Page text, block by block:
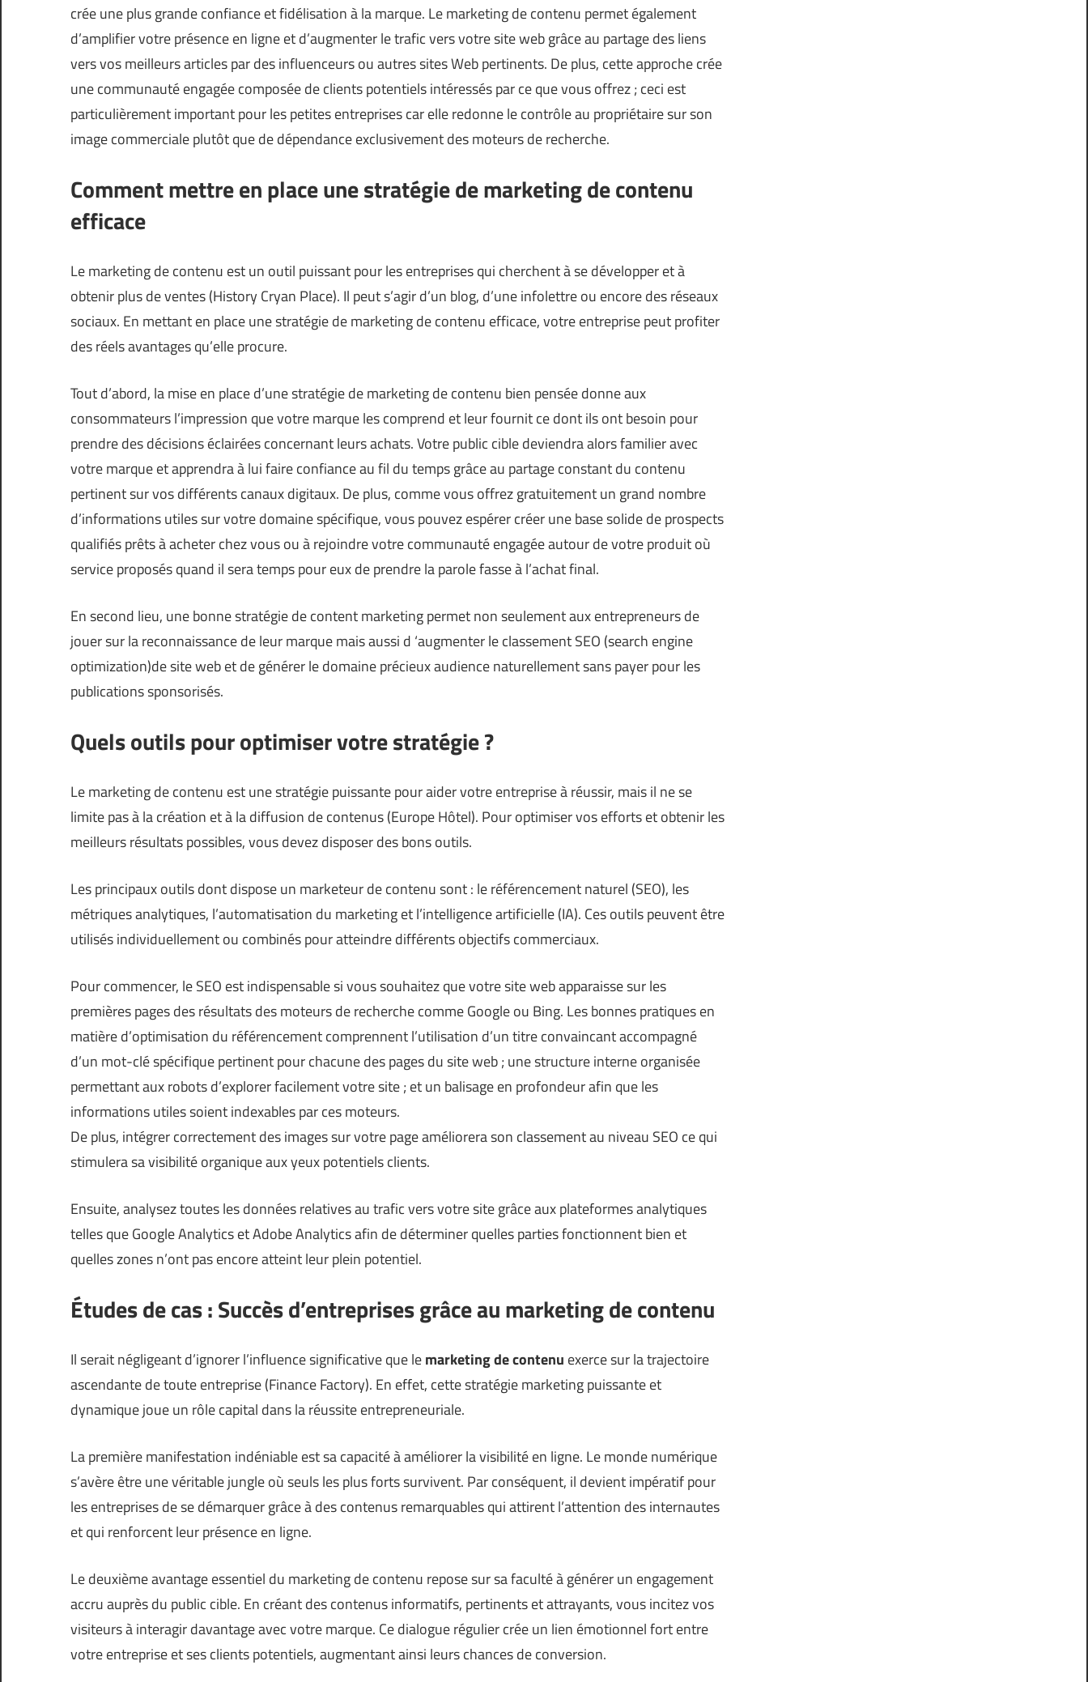
crée une plus grande confiance et fidélisation à la marque. Le marketing de contenu permet également
d’amplifier votre présence en ligne et d’augmenter le trafic vers votre site web grâce au partage des liens
vers vos meilleurs articles par des influenceurs ou autres sites Web pertinents. De plus, cette approche crée
une communauté engagée composée de clients potentiels intéressés par ce que vous offrez ; ceci est
particulièrement important pour les petites entreprises car elle redonne le contrôle au propriétaire sur son
image commerciale plutôt que de dépendance exclusivement des moteurs de recherche.
Comment mettre en place une stratégie de marketing de contenu
efficace
Le marketing de contenu est un outil puissant pour les entreprises qui cherchent à se développer et à
obtenir plus de ventes (History Cryan Place). Il peut s’agir d’un blog, d’une infolettre ou encore des réseaux
sociaux. En mettant en place une stratégie de marketing de contenu efficace, votre entreprise peut profiter
des réels avantages qu’elle procure.
Tout d’abord, la mise en place d’une stratégie de marketing de contenu bien pensée donne aux
consommateurs l’impression que votre marque les comprend et leur fournit ce dont ils ont besoin pour
prendre des décisions éclairées concernant leurs achats. Votre public cible deviendra alors familier avec
votre marque et apprendra à lui faire confiance au fil du temps grâce au partage constant du contenu
pertinent sur vos différents canaux digitaux. De plus, comme vous offrez gratuitement un grand nombre
d’informations utiles sur votre domaine spécifique, vous pouvez espérer créer une base solide de prospects
qualifiés prêts à acheter chez vous ou à rejoindre votre communauté engagée autour de votre produit où
service proposés quand il sera temps pour eux de prendre la parole fasse à l’achat final.
En second lieu, une bonne stratégie de content marketing permet non seulement aux entrepreneurs de
jouer sur la reconnaissance de leur marque mais aussi d ‘augmenter le classement SEO (search engine
optimization)de site web et de générer le domaine précieux audience naturellement sans payer pour les
publications sponsorisés.
Quels outils pour optimiser votre stratégie ?
Le marketing de contenu est une stratégie puissante pour aider votre entreprise à réussir, mais il ne se
limite pas à la création et à la diffusion de contenus (Europe Hôtel). Pour optimiser vos efforts et obtenir les
meilleurs résultats possibles, vous devez disposer des bons outils.
Les principaux outils dont dispose un marketeur de contenu sont : le référencement naturel (SEO), les
métriques analytiques, l’automatisation du marketing et l’intelligence artificielle (IA). Ces outils peuvent être
utilisés individuellement ou combinés pour atteindre différents objectifs commerciaux.
Pour commencer, le SEO est indispensable si vous souhaitez que votre site web apparaisse sur les
premières pages des résultats des moteurs de recherche comme Google ou Bing. Les bonnes pratiques en
matière d’optimisation du référencement comprennent l’utilisation d’un titre convaincant accompagné
d’un mot-clé spécifique pertinent pour chacune des pages du site web ; une structure interne organisée
permettant aux robots d’explorer facilement votre site ; et un balisage en profondeur afin que les
informations utiles soient indexables par ces moteurs.
De plus, intégrer correctement des images sur votre page améliorera son classement au niveau SEO ce qui
stimulera sa visibilité organique aux yeux potentiels clients.
Ensuite, analysez toutes les données relatives au trafic vers votre site grâce aux plateformes analytiques
telles que Google Analytics et Adobe Analytics afin de déterminer quelles parties fonctionnent bien et
quelles zones n’ont pas encore atteint leur plein potentiel.
Études de cas : Succès d’entreprises grâce au marketing de contenu
Il serait négligeant d’ignorer l’influence significative que lemarketing de contenu exerce sur la trajectoire
ascendante de toute entreprise (Finance Factory). En effet, cette stratégie marketing puissante et
dynamique joue un rôle capital dans la réussite entrepreneuriale.
La première manifestation indéniable est sa capacité à améliorer la visibilité en ligne. Le monde numérique
s’avère être une véritable jungle où seuls les plus forts survivent. Par conséquent, il devient impératif pour
les entreprises de se démarquer grâce à des contenus remarquables qui attirent l’attention des internautes
et qui renforcent leur présence en ligne.
Le deuxième avantage essentiel du marketing de contenu repose sur sa faculté à générer un engagement
accru auprès du public cible. En créant des contenus informatifs, pertinents et attrayants, vous incitez vos
visiteurs à interagir davantage avec votre marque. Ce dialogue régulier crée un lien émotionnel fort entre
votre entreprise et ses clients potentiels, augmentant ainsi leurs chances de conversion.